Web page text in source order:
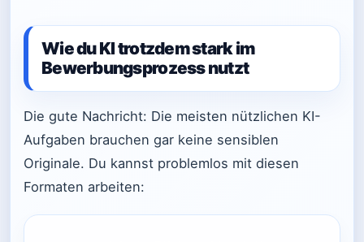
Wie du KI trotzdem stark im
Bewerbungsprozess nutzt
Die gute Nachricht: Die meisten nützlichen KI-
Aufgaben brauchen gar keine sensiblen
Originale. Du kannst problemlos mit diesen
Formaten arbeiten: